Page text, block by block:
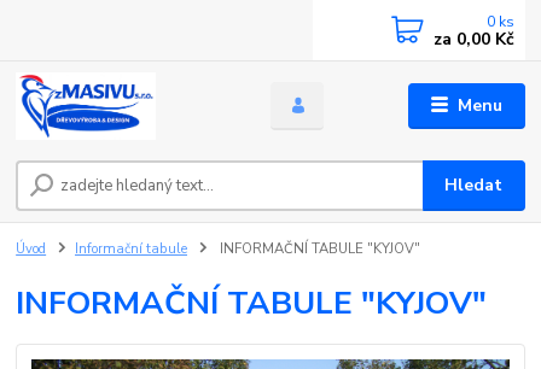
Menu
Hledat
0 ks
za 0,00 Kč
Úvod Informační tabule INFORMAČNÍ TABULE "KYJOV"
INFORMAČNÍ TABULE "KYJOV"